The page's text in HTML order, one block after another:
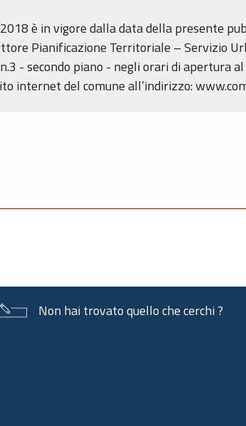
è in vigore dalla data della presente
Pianificazione Territoriale – Servizio
- secondo piano - negli orari di apertura
internet del comune all’indirizzo:
Non hai trovato quello che cerchi ?